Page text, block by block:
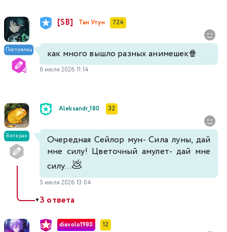
Постоялец
[SB] Тан Утун 724
как много вышло разных анимешек🍿
6 июля 2026 11:14
Ветеран
Aleksandr_180 32
Очередная Сейлор мун- Сила луны, дай
мне силу! Цветочный амулет- дай мне
силу...💩
5 июля 2026 13:04
▼3 ответа
diavolo1980 12